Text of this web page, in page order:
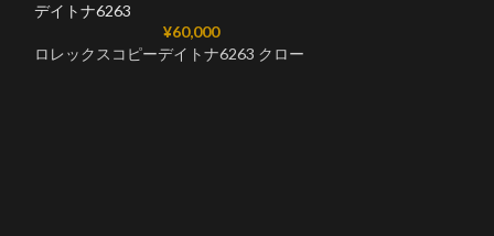
デイトナ6263
¥60,000
ロレックスコピーデイトナ6263 クロー